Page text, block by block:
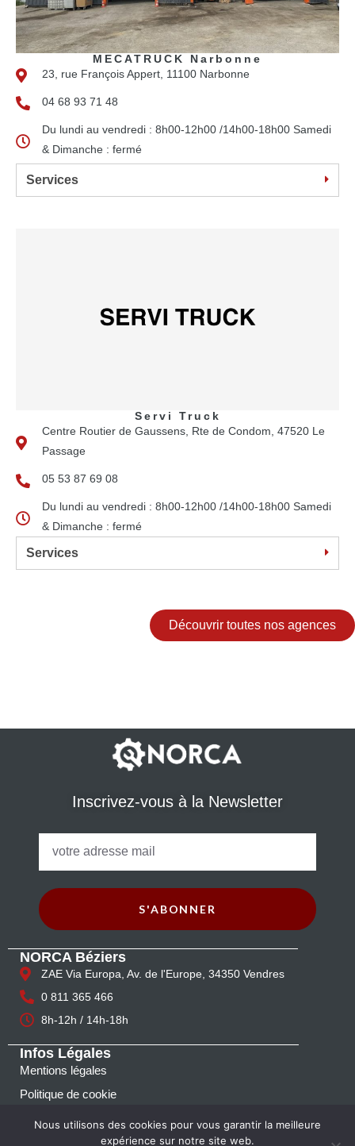
MECATRUCK Narbonne
23, rue François Appert, 11100 Narbonne
04 68 93 71 48
Du lundi au vendredi : 8h00-12h00 /14h00-18h00 Samedi
& Dimanche : fermé
Services
Servi Truck
Centre Routier de Gaussens, Rte de Condom, 47520 Le
Passage
05 53 87 69 08
Du lundi au vendredi : 8h00-12h00 /14h00-18h00 Samedi
& Dimanche : fermé
Services
Découvrir toutes nos agences
Inscrivez-vous à la Newsletter
S'ABONNER
NORCA Béziers
ZAE Via Europa, Av. de l'Europe, 34350 Vendres
0 811 365 466
8h-12h / 14h-18h
Infos Légales
Mentions légales
Politique de cookie
Nous contacter
Nous utilisons des cookies pour vous garantir la meilleure
expérience sur notre site web.